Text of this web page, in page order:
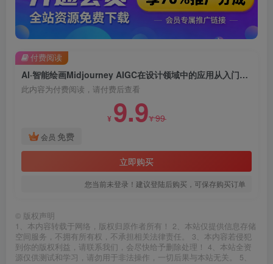
AI·智能绘画Midjourney AIGC在设计领域中的应用从入门到精通（11节课）
此内容为付费阅读，请付费后查看
¥ 9.9¥99
会员 免费
立即购买
您当前未登录！建议登陆后购买，可保存购买订单
付费阅读
© 版权声明
1、本内容转载于网络，版权归原作者所有！ 2、本站仅提供信息存储
空间服务，不拥有所有权，不承担相关法律责任。 3、本内容若侵犯
到你的版权利益，请联系我们，会尽快给予删除处理！ 4、本站全资
源仅供测试和学习，请勿用于非法操作，一切后果与本站无关。 5、